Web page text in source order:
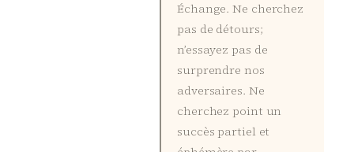
Échange. Ne cherchez
pas de détours;
n’essayez pas de
surprendre nos
adversaires. Ne
cherchez point un
succès partiel et